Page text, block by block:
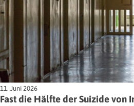
11. Juni 2026
Fast die Hälfte der Suizide von